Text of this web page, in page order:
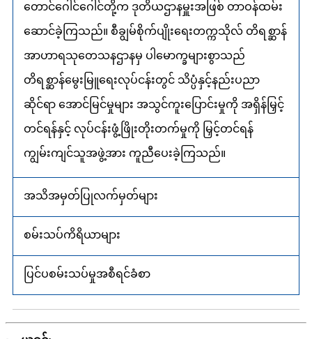
တောင်ဂေါင်ဂေါင်တို့က ဒုတိယဌာနမှူးအဖြစ် တာဝန်ထမ်း
ဆောင်ခဲ့ကြသည်။ စီချွမ်စိုက်ပျိုးရေးတက္ကသိုလ် တိရစ္ဆာန်
အာဟာရသုတေသနဌာနမှ ပါမောက္ခများစွာသည်
တိရစ္ဆာန်မွေးမြူရေးလုပ်ငန်းတွင် သိပ္ပံနှင့်နည်းပညာ
ဆိုင်ရာ အောင်မြင်မှုများ အသွင်ကူးပြောင်းမှုကို အရှိန်မြှင့်
တင်ရန်နှင့် လုပ်ငန်းဖွံ့ဖြိုးတိုးတက်မှုကို မြှင့်တင်ရန်
ကျွမ်းကျင်သူအဖွဲ့အား ကူညီပေးခဲ့ကြသည်။
အသိအမှတ်ပြုလက်မှတ်များ
စမ်းသပ်ကိရိယာများ
ပြင်ပစမ်းသပ်မှုအစီရင်ခံစာ